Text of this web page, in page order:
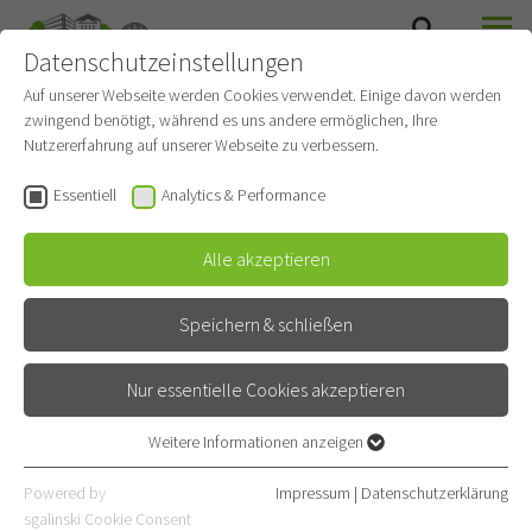
DIAGNOSTISCHE UND INTERVENTIONELLE
RADIOLOGIE MIT NUKLEARMEDIZIN
Leistungsspektrum
Datenschutzeinstellungen
Auf unserer Webseite werden Cookies verwendet. Einige davon werden
zwingend benötigt, während es uns andere ermöglichen, Ihre
Nutzererfahrung auf unserer Webseite zu verbessern.
Essentiell Analytics & Performance
Alle akzeptieren
Speichern & schließen
Nur essentielle Cookies akzeptieren
Essentielle Cookies werden für grundlegende Funktionen der
Webseite benötigt. Dadurch ist gewährleistet, dass die Webseite
Weitere Informationen anzeigen
Powered by
sgalinski Cookie Consent
Impressum | Datenschutzerklärung